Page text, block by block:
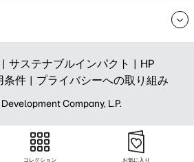
サステナブルインパクト | HP
条件 | プライバシーへの取り組み
Company, L.P.
コレクション お気に入り